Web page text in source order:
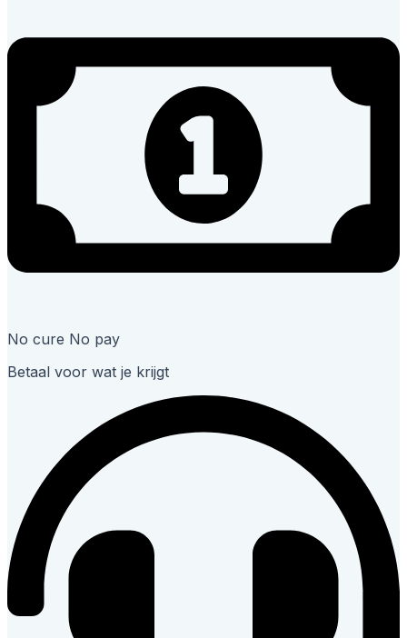
No cure No pay
Betaal voor wat je krijgt